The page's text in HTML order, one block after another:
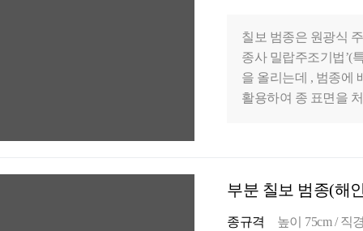
칠보 범종은 원광식
종사 밀랍주조기법’(
을 올리는데 , 범종에
활용하여 종 표면을
부분 칠보 범종(해
종규격
높이 75cm / 직